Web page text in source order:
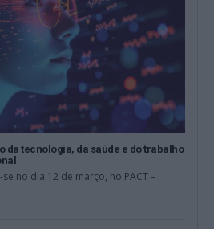
da tecnologia, da saúde e do trabalho
no dia 12 de março, no PACT –